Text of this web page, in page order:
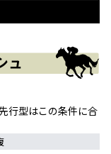
ュ
行型はこの条件に合